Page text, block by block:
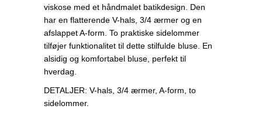
viskose med et håndmalet batikdesign. Den
har en flatterende V-hals, 3/4 ærmer og en
afslappet A-form. To praktiske sidelommer
tilføjer funktionalitet til dette stilfulde bluse. En
alsidig og komfortabel bluse, perfekt til
hverdag.
DETALJER: V-hals, 3/4 ærmer, A-form, to
sidelommer.